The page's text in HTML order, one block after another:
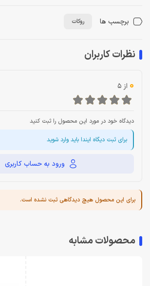
برچسب ها روکات
نظرات کاربران
0 از 5
دیدگاه خود در مورد این محصول را ثبت کنید
برای ثبت دیگاه ایندا باید وارد شوید
ورود به حساب کاربری
برای این محصول هیچ دیدگاهی ثبت نشده است.
محصولات مشابه